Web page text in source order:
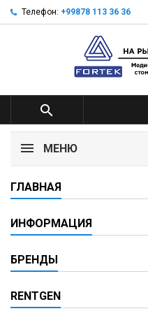
Телефон: +99878 113 36 36

МЕНЮ
ГЛАВНАЯ
ИНФОРМАЦИЯ
БРЕНДЫ
RENTGEN